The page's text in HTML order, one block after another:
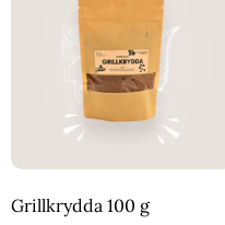
Grillkrydda 100 g